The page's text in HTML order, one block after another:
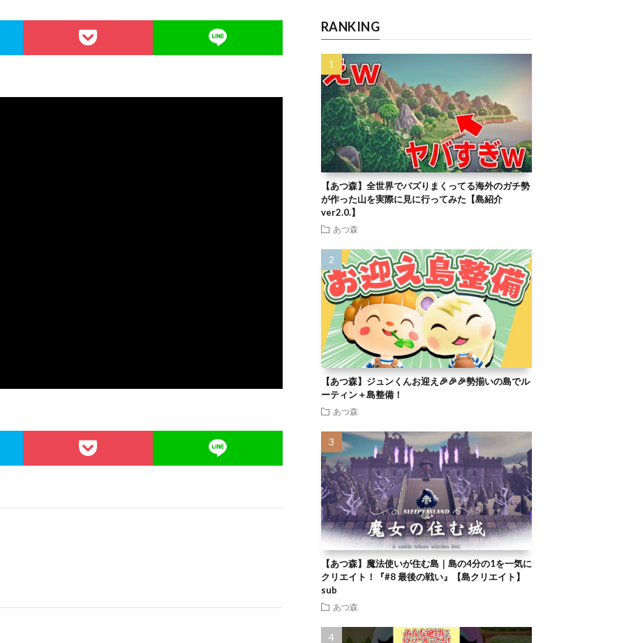
RANKING
【あつ森】全世界でバズりまくってる海外のガチ勢
が作った山を実際に見に行ってみた【島紹介
ver2.0.】
あつ森
【あつ森】ジュンくんお迎え🎉🎉🎉勢揃いの島でル
ーティン＋島整備！
あつ森
【あつ森】魔法使いが住む島｜島の4分の1を一気に
クリエイト！『#8 最後の戦い』【島クリエイト】
sub
あつ森